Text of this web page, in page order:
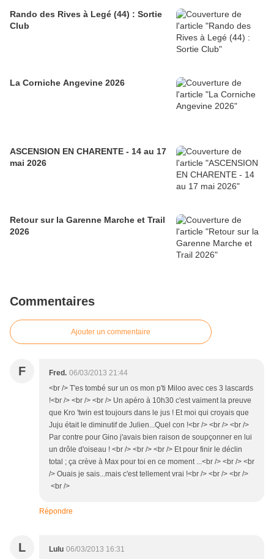
Rando des Rives à Legé (44) : Sortie
Club
La Corniche Angevine 2026
ASCENSION EN CHARENTE - 14 au 17
mai 2026
Retour sur la Garenne Marche et Trail
2026
Commentaires
Ajouter un commentaire
F Fred. 06/03/2013 21:44
<br /> T'es tombé sur un os mon p'ti Miloo avec ces 3 lascards
!<br /> <br /> <br /> Un apéro à 10h30 c'est vaiment la preuve
que Kro 'twin est toujours dans le jus ! Et moi qui croyais que
Juju était le diminutif de Julien...Quel con !<br /> <br /> <br />
Par contre pour Gino j'avais bien raison de soupçonner en lui
un drôle d'oiseau ! <br /> <br /> <br /> Et pour finir le déclin
total ; ça crève à Max pour toi en ce moment ...<br /> <br /> <br
/> Ouais je sais...mais c'est tellement vrai !<br /> <br /> <br />
<br />
Répondre
L Lulu 06/03/2013 16:31